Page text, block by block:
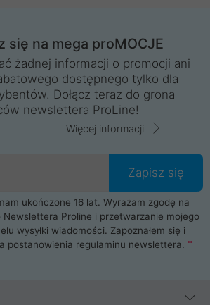
się na mega proMOCJE
żadnej informacji o promocji ani
dostępnego tylko dla
Dołącz teraz do grona
newslettera ProLine!
Więcej informacji
Zapisz się
ukończone 16 lat. Wyrażam zgodę na
Newslettera Proline i przetwarzanie mojego
wysyłki wiadomości. Zapoznałem się i
postanowienia regulaminu newslettera.